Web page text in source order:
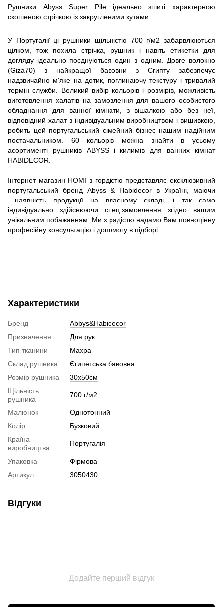
Рушники Abyss Super Pile ідеально зшиті характерною
скошеною стрічкою із закругленими кутами.
У Португалії ці рушники щільністю 700 г/м2 забарвлюються
цілком, тож похила стрічка, рушник і навіть етикетки для
догляду ідеально поєднуються один з одним. Довге волокно
(Giza70) з найкращої бавовни з Єгипту забезпечує
надзвичайно м'яке на дотик, поглинаючу текстуру і тривалий
термін служби. Великий вибір кольорів і розмірів, можливість
виготовлення халатів на замовлення для вашого особистого
обладнання для ванної кімнати, з вішалкою або без неї,
відповідний халат з індивідуальним виробництвом і вишивкою,
робить цей португальський сімейний бізнес нашим надійним
постачальником. 60 кольорів можна знайти в усьому
асортименті рушників ABYSS і килимів для ванних кімнат
HABIDECOR.
Інтернет магазин HOMI з гордістю представляє ексклюзивний
португальський бренд Abyss & Habidecor в Україні, маючи
наявність продукції на власному складі, і так само
індивідуально здійснюючи спец.замовлення згідно вашим
унікальним побажанням. Ми з радістю надамо Вам повноцінну
професійну консультацію і допомогу в підборі.
Характеристики
Бренд
Abbys&Habidecor
Призначення
Для рук
Тип тканини
Махра
Склад рушника
Єгипетська бавовна
Розмір рушника
30х50см
Щільність
рушника
700 г/м2
Малюнок
Однотонний
Колір
Бузковий
Країна
виробництва
Португалія
Упаковка
Фірмова
Артикул
3050430
Відгуки
Додайте перший відгук